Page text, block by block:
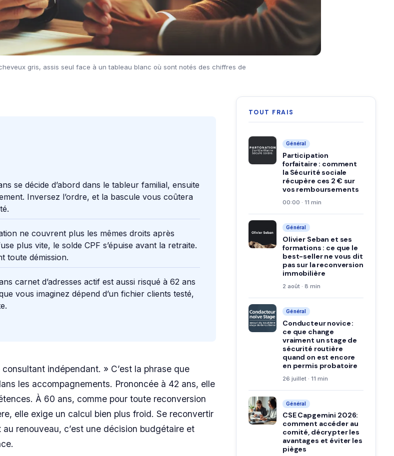
gris, assis seul face à un tableau blanc où sont notés des chiffres de
se décide d’abord dans le tableur familial, ensuite
Inversez l’ordre, et la bascule vous coûtera
ne couvrent plus les mêmes droits après
plus vite, le solde CPF s’épuise avant la retraite.
toute démission.
carnet d’adresses actif est aussi risqué à 62 ans
vous imaginez dépend d’un fichier clients testé,
indépendant. » C’est la phrase que
les accompagnements. Prononcée à 42 ans, elle
À 60 ans, comme pour toute reconversion
elle exige un calcul bien plus froid. Se reconvertir
au renouveau, c’est une décision budgétaire et
TOUT FRAIS
Général
Participation
forfaitaire : comment
la Sécurité sociale
récupère ces 2 € sur
vos remboursements
00:00 · 11 min
Général
Olivier Seban et ses
formations : ce que le
best-seller ne vous dit
pas sur la reconversion
immobilière
2 août · 8 min
Général
Conducteur novice :
ce que change
vraiment un stage de
sécurité routière
quand on est encore
en permis probatoire
26 juillet · 11 min
Général
CSE Capgemini 2026:
comment accéder au
comité, décrypter les
avantages et éviter les
pièges